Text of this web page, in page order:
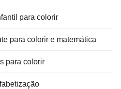
para colorir
para colorir e matemática
para colorir